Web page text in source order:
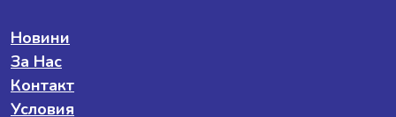
Новини
За Нас
Контакт
Условия